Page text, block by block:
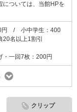
については、当館HPを
円 / 小中学生：400
・一回7枚：200円
クリップ